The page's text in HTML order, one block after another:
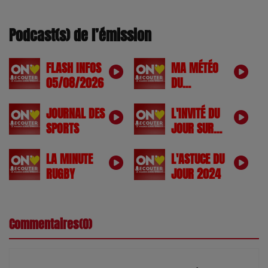
Podcast(s) de l’émission
FLASH INFOS
05/08/2026
MA MÉTÉO
DU
JOURNAL DES
SPORTS
L'INVITÉ DU
JOUR SUR
LA MINUTE
RUGBY
L'ASTUCE DU
JOUR 2024
Commentaires(0)